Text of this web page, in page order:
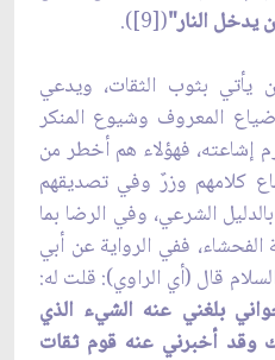
يدخل النار"([9]).
يأتي بثوب الثقات، ويدعي
المعروف وشيوع المنكر
إشاعته، فهؤلاء هم أخطر من
كلامهم وزرٌ وفي تصديقهم
الشرعي، وفي الرضا بما
ففي الرواية عن أبي
قال (أي الراوي): قلت له:
بلغني عنه الشيء الذي
وقد أخبرني عنه قوم ثقات